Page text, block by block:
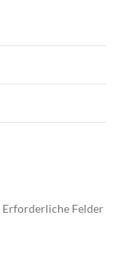
Erforderliche Felder